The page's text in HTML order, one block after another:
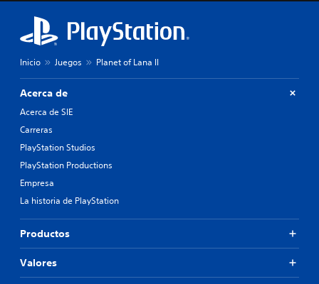
Inicio Juegos Planet of Lana II
Acerca de
Acerca de SIE
Carreras
PlayStation Studios
PlayStation Productions
Empresa
La historia de PlayStation
Productos
Valores